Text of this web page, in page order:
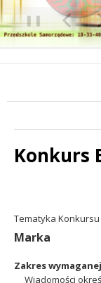
❚❚
Konkurs
Tematyka Konkursu
Marka
Zakres
Wiadomości